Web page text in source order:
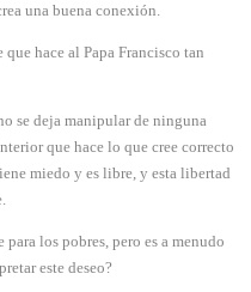
una buena conexión.
que hace al Papa Francisco tan
se deja manipular de ninguna
que hace lo que cree correcto
miedo y es libre, y esta libertad
los pobres, pero es a menudo
este deseo?